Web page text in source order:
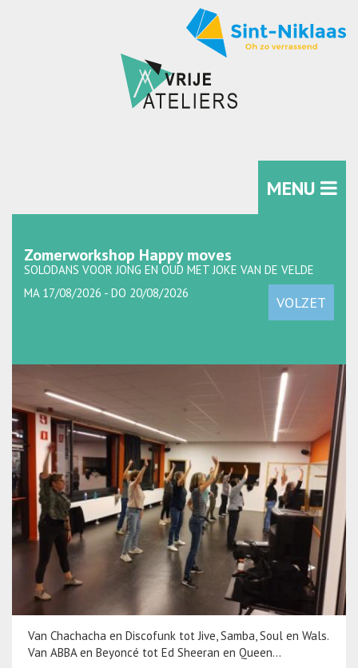
MENU
Zomerworkshop Happy moves
SOLODANS VOOR JONG EN OUD MET JOKE VAN DE VELDE
VOLZET
MA 17/08/2026 - DO 20/08/2026
Van Chachacha en Discofunk tot Jive, Samba, Soul en Wals.
Van ABBA en Beyoncé tot Ed Sheeran en Queen…